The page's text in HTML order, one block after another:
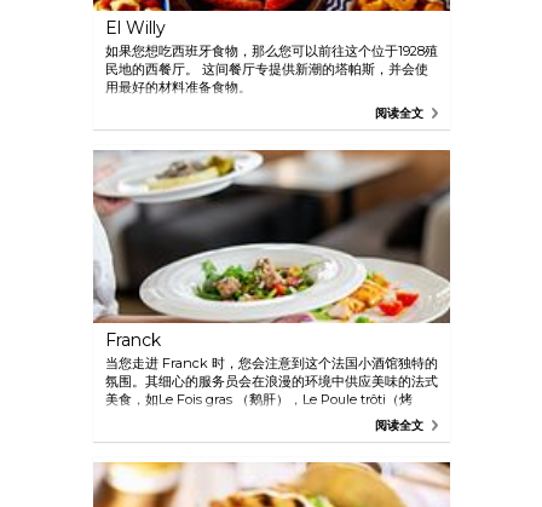
El Willy
如果您想吃西班牙食物，那么您可以前往这个位于1928殖
民地的西餐厅。 这间餐厅专提供新潮的塔帕斯，并会使
用最好的材料准备食物。
阅读全文
Franck
当您走进 Franck 时，您会注意到这个法国小酒馆独特的
氛围。其细心的服务员会在浪漫的环境中供应美味的法式
美食，如Le Fois gras （鹅肝），Le Poule trôti（烤
鸡）和La cote de boeuf（进口澳大利亚牛排）。餐厅还
阅读全文